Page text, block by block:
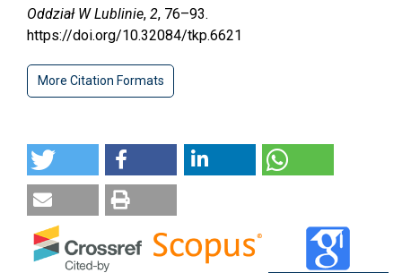
Oddział W Lublinie, 2, 76–93.
https://doi.org/10.32084/tkp.6621
More Citation Formats